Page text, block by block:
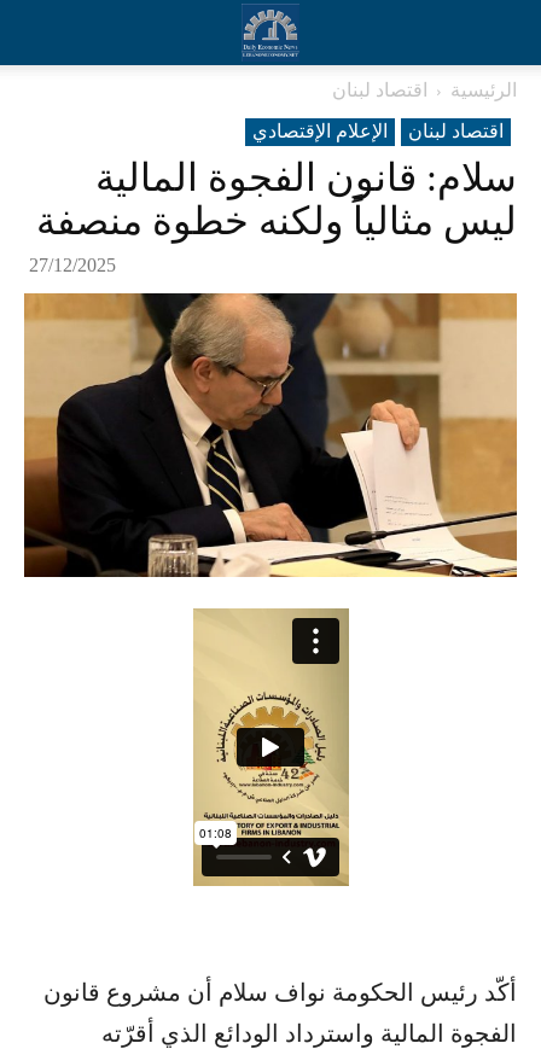
الرئيسية
اقتصاد لبنان
اقتصاد لبنان
الإعلام الإقتصادي
سلام: قانون الفجوة المالية
ليس مثالياً ولكنه خطوة منصفة
27/12/2025
أكّد رئيس الحكومة نواف سلام أن مشروع قانون
الفجوة المالية واسترداد الودائع الذي أقرّته